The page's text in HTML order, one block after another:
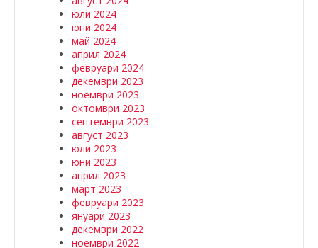
юли 2024
юни 2024
май 2024
април 2024
февруари 2024
декември 2023
ноември 2023
октомври 2023
септември 2023
август 2023
юли 2023
юни 2023
април 2023
март 2023
февруари 2023
януари 2023
декември 2022
ноември 2022